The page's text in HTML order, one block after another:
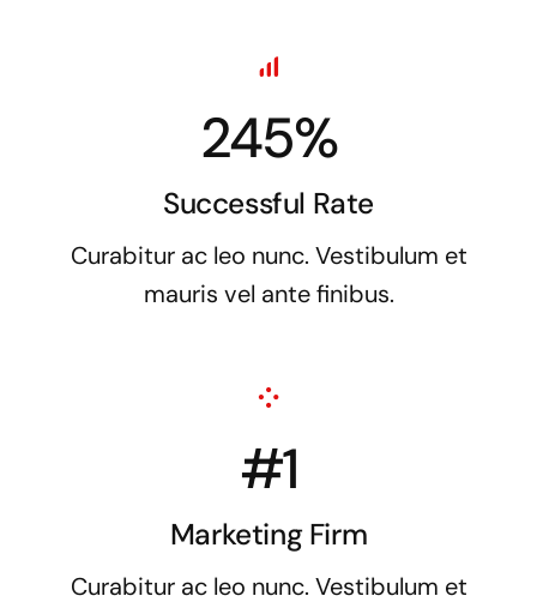
245%
Successful Rate
Curabitur ac leo nunc. Vestibulum et
mauris vel ante finibus.
#1
Marketing Firm
Curabitur ac leo nunc. Vestibulum et